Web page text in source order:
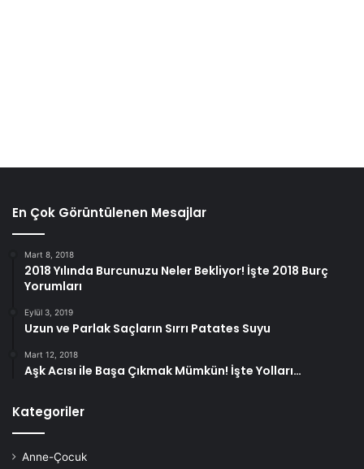
En Çok Görüntülenen Mesajlar
Mart 8, 2018
2018 Yılında Burcunuzu Neler Bekliyor! İşte 2018 Burç
Yorumları
Eylül 3, 2019
Uzun ve Parlak Saçların Sırrı Patates Suyu
Mart 12, 2018
Aşk Acısı ile Başa Çıkmak Mümkün! İşte Yolları…
Kategoriler
Anne-Çocuk